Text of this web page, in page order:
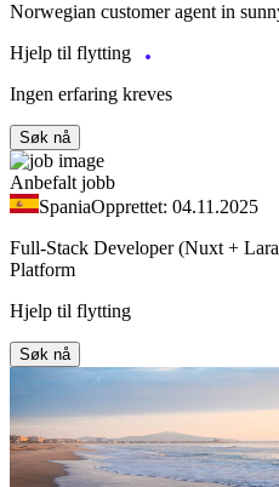
Norwegian customer agent in
Hjelp til flytting
Ingen erfaring kreves
Søk nå
Anbefalt jobb
SpaniaOpprettet: 04.11.2025
Full-Stack Developer (Nuxt +
Platform
Hjelp til flytting
Søk nå